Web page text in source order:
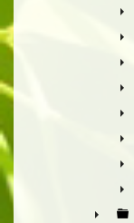
►
►
►
►
►
►
►
►
►